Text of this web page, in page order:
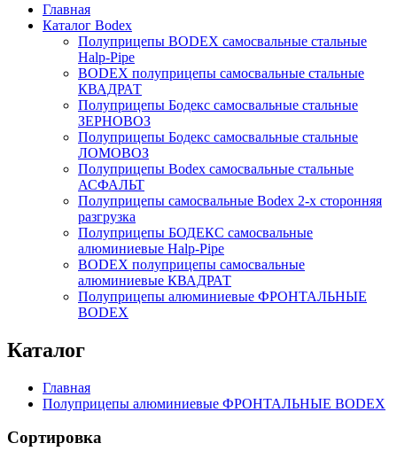
Главная
Каталог Bodex
Полуприцепы BODEX самосвальные стальные
Нalp-Pipe
BODEX полуприцепы самосвальные стальные
КВАДРАТ
Полуприцепы Бодекс самосвальные стальные
ЗЕРНОВОЗ
Полуприцепы Бодекс самосвальные стальные
ЛОМОВОЗ
Полуприцепы Bodex самосвальные стальные
АСФАЛЬТ
Полуприцепы самосвальные Bodex 2-х сторонняя
разгрузка
Полуприцепы БОДЕКС самосвальные
алюминиевые Нalp-Pipe
BODEX полуприцепы самосвальные
алюминиевые КВАДРАТ
Полуприцепы алюминиевые ФРОНТАЛЬНЫЕ
BODEX
Каталог
Главная
Полуприцепы алюминиевые ФРОНТАЛЬНЫЕ BODEX
Сортировка